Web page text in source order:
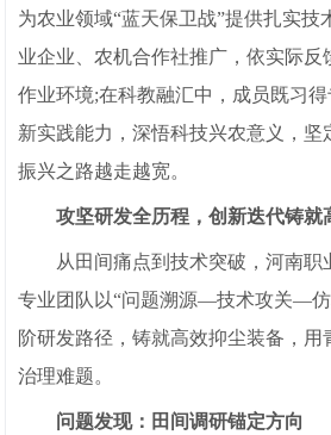
为农业领域“蓝天保卫战”提供扎实技
业企业、农机合作社推广，依实际反
作业环境;在科教融汇中，成员既习
新实践能力，深悟科技兴农意义，坚
振兴之路越走越宽。
攻坚研发全历程，创新迭代铸就
从田间痛点到技术突破，河南
专业团队以“问题溯源—技术攻关—
阶研发路径，铸就高效抑尘装备，用
治理难题。
问题发现：田间调研锚定方向